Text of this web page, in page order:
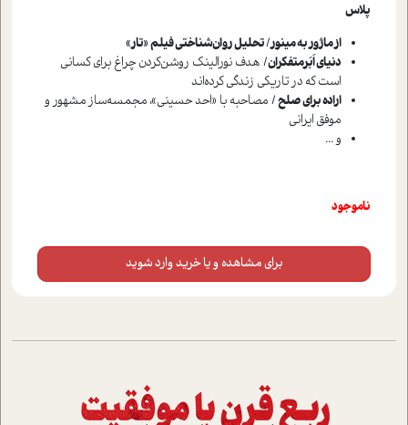
پلاس
از ماژور به مینور/ تحلیل روان‌شناختی فیلم «تار»
دنیای اَبَرمتفکران/ هدف نورالینک روشن‌کردن چراغ برای کسانی
است که در تاریکی زندگی کرده‌اند
اراده برای صلح / مصاحبه‌ با «احد حسینی»، مجمسه‌ساز مشهور و
موفق ایرانی
و ...
ناموجود
برای مشاهده و یا خرید وارد شوید